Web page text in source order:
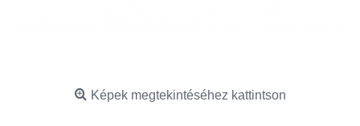
Képek megtekintéséhez kattintson